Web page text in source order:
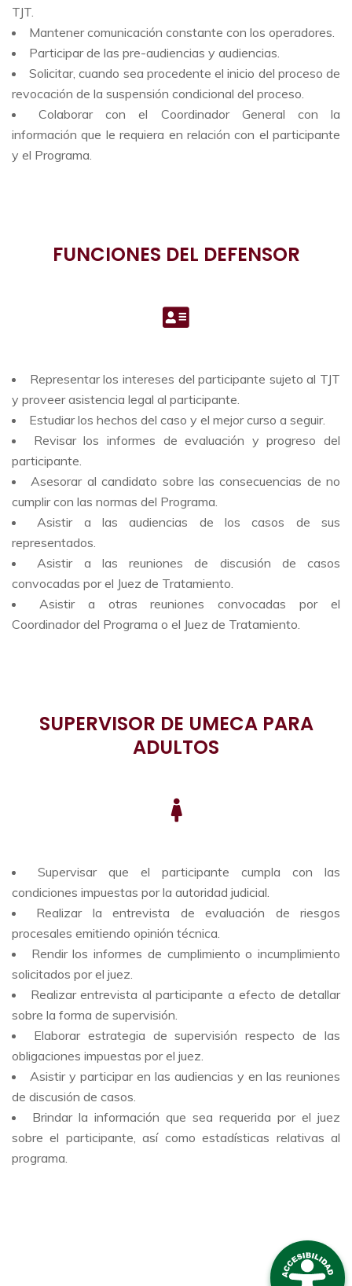
TJT.
Mantener comunicación constante con los operadores.
Participar de las pre-audiencias y audiencias.
Solicitar, cuando sea procedente el inicio del proceso de
revocación de la suspensión condicional del proceso.
Colaborar con el Coordinador General con la
información que le requiera en relación con el participante
y el Programa.
FUNCIONES DEL DEFENSOR
Representar los intereses del participante sujeto al TJT
y proveer asistencia legal al participante.
Estudiar los hechos del caso y el mejor curso a seguir.
Revisar los informes de evaluación y progreso del
participante.
Asesorar al candidato sobre las consecuencias de no
cumplir con las normas del Programa.
Asistir a las audiencias de los casos de sus
representados.
Asistir a las reuniones de discusión de casos
convocadas por el Juez de Tratamiento.
Asistir a otras reuniones convocadas por el
Coordinador del Programa o el Juez de Tratamiento.
SUPERVISOR DE UMECA PARA
ADULTOS
Supervisar que el participante cumpla con las
condiciones impuestas por la autoridad judicial.
Realizar la entrevista de evaluación de riesgos
procesales emitiendo opinión técnica.
Rendir los informes de cumplimiento o incumplimiento
solicitados por el juez.
Realizar entrevista al participante a efecto de detallar
sobre la forma de supervisión.
Elaborar estrategia de supervisión respecto de las
obligaciones impuestas por el juez.
Asistir y participar en las audiencias y en las reuniones
de discusión de casos.
Brindar la información que sea requerida por el juez
sobre el participante, así como estadísticas relativas al
programa.